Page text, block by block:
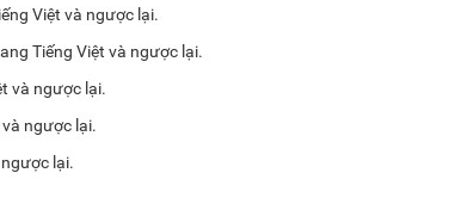
Việt và ngược lại.
Tiếng Việt và ngược lại.
và ngược lại.
ngược lại.
lại.